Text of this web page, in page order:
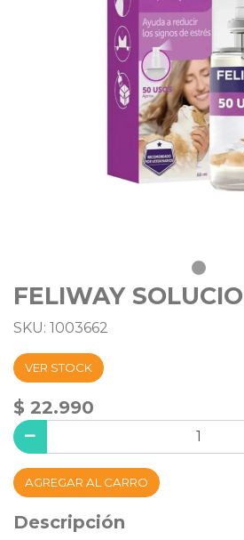
FELIWAY
SKU: 1003662
VER STOCK
$ 22.990
AGREGAR AL CARRO
Descripción